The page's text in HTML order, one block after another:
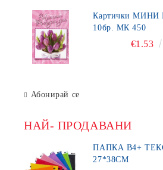
Картички МИНИ ПЕНТАГРАМ К-т
10бр. МК 450
€1.53
Абонирай се
НАЙ- ПРОДАВАНИ
ПАПКА В4+ ТЕКСТИЛ С ЦИП
27*38СМ